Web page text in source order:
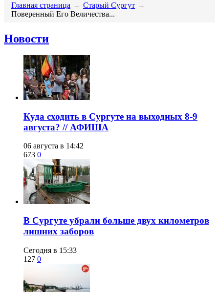
Главная страница → Старый Сургут →
Поверенный Его Величества...
Новости
​Куда сходить в Сургуте на выходных 8-9
августа? // АФИША
06 августа в 14:42
673 0
​В Сургуте убрали больше двух километров
лишних заборов
Сегодня в 15:33
127 0